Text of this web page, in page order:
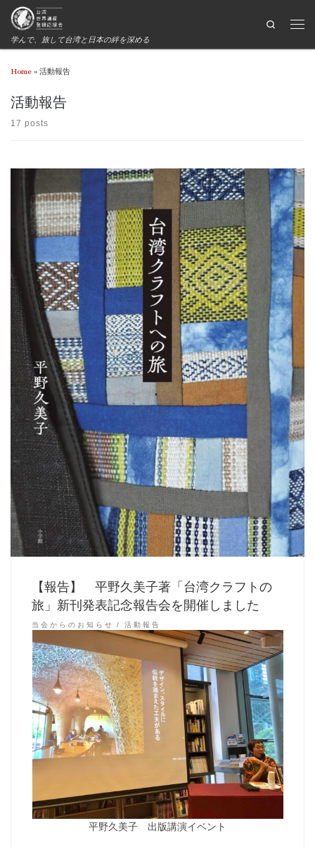
学んで、旅して台湾と日本の絆を深める
Search
Home » 活動報告
活動報告
17 posts
【報告】 平野久美子著「台湾クラフトの
旅」新刊発表記念報告会を開催しました
当会からのお知らせ 活動報告
平野久美子 出版講演イベント